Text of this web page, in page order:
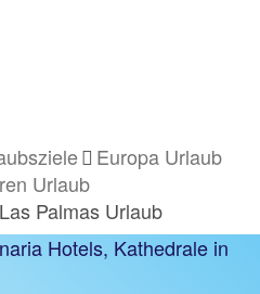
Europa Urlaub
Urlaub
Las Palmas Urlaub